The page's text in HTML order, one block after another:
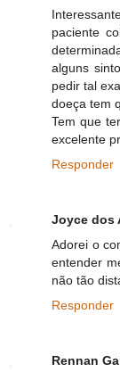
paciente
alguns
pedir tal
doeça tem
Tem que
excelente
Responder
Joyce dos
Adorei o
entender
não tão
Responder
Rennan